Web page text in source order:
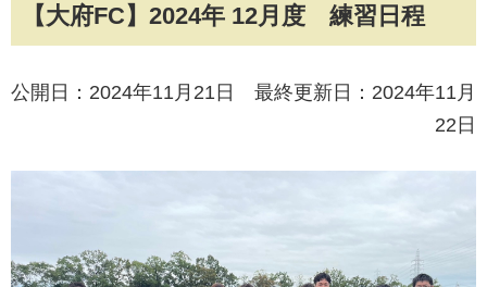
【大府FC】2024年 12月度 練習日程
公開日：2024年11月21日 最終更新日：2024年11月
22日